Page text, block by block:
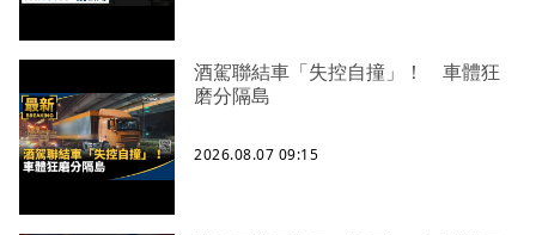
酒駕聯結車「失控自撞」！ 車體狂
磨分隔島
2026.08.07 09:15